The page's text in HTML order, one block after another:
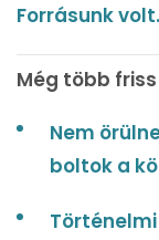
Forrásunk volt.
Még több
Nem
boltok a